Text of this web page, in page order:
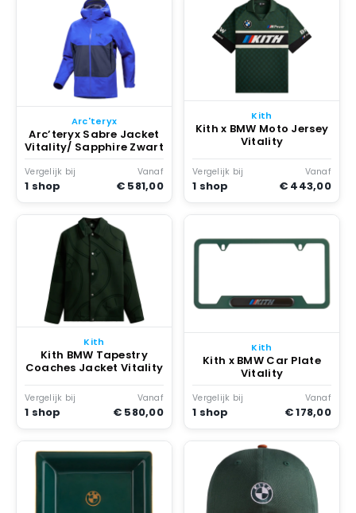
Arc'teryx
Arc’teryx Sabre Jacket
Vitality/ Sapphire Zwart
Vergelijk bij
1 shop
Vanaf
€ 581,00
Kith
Kith x BMW Moto Jersey
Vitality
Vergelijk bij
1 shop
Vanaf
€ 443,00
Kith
Kith BMW Tapestry
Coaches Jacket Vitality
Vergelijk bij
1 shop
Vanaf
€ 580,00
Kith
Kith x BMW Car Plate
Vitality
Vergelijk bij
1 shop
Vanaf
€ 178,00